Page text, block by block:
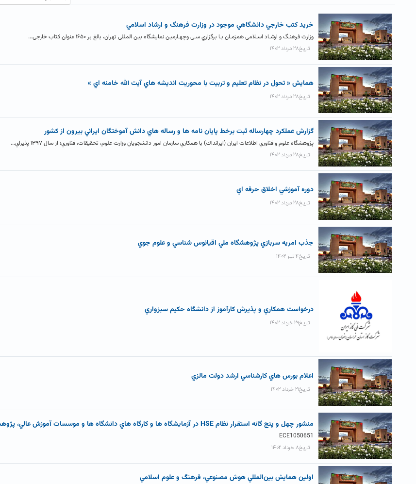
خريد کتب خارجي دانشگاهي موجود در وزارت فرهنگ و ارشاد اسلامي
وزارت فرهنـگ و ارشـاد اسـلامی همزمـان بـا برگزاري سـی وچهـارمین نمایشگاه بین المللی تهران، بالغ بر ۱۶۵۰ عنوان کتاب خارجی...
تاریخ۲۸ مرداد ۱۴۰۲
همايش « تحول در نظام تعليم و تربيت با محوريت انديشه هاي آيت الله خامنه اي »
تاریخ۲۸ مرداد ۱۴۰۲
گزارش عملکرد چهارساله ثبت برخط پايان نامه ها و رساله هاي دانش آموختگان ايراني بيرون از کشور
پژوهشگاه علوم و فناوري اطلاعات ایران (ایرانداك) با همکاري سازمان امور دانشجویانِ وزارت علوم، تحقیقات، فناوري؛ از سال ۱۳۹۷ پذیراي...
تاریخ۲۸ مرداد ۱۴۰۲
دوره آموزشي اخلاق حرفه اي
تاریخ۲۸ مرداد ۱۴۰۲
جذب امريه سربازي پژوهشگاه ملي اقيانوس شناسي و علوم جوي
تاریخ۴ تیر ۱۴۰۲
درخواست همکاري و پذيرش کارآموز از دانشگاه حکيم سبزواري
تاریخ۲۹ خرداد ۱۴۰۲
اعلام بورس هاي کارشناسي ارشد دولت مالزي
تاریخ۲۱ خرداد ۱۴۰۲
منشور چهل و پنج گانه استقرار نظام HSE در آزمايشگاه ها و کارگاه هاي دانشگاه ها و موسسات آموزش عالي، پژوهشي و فناوري
ECE1050651
تاریخ۸ خرداد ۱۴۰۲
اولين همايش بين‌المللي هوش مصنوعي، فرهنگ و علوم اسلامي